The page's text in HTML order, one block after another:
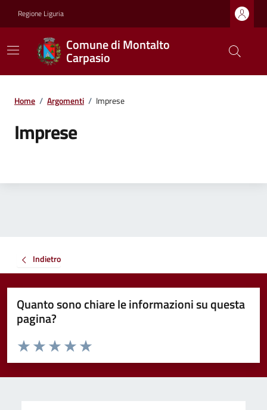
Regione Liguria
Comune di Montalto
Carpasio
Home / Argomenti / Imprese
Imprese
Indietro
Quanto sono chiare le informazioni su questa
pagina?
Valuta da 1 a 5 stelle la pagina
Valuta 5 stelle su 5
Valuta 4 stelle su 5
Valuta 3 stelle su 5
Valuta 2 stelle su 5
Valuta 1 stelle su 5